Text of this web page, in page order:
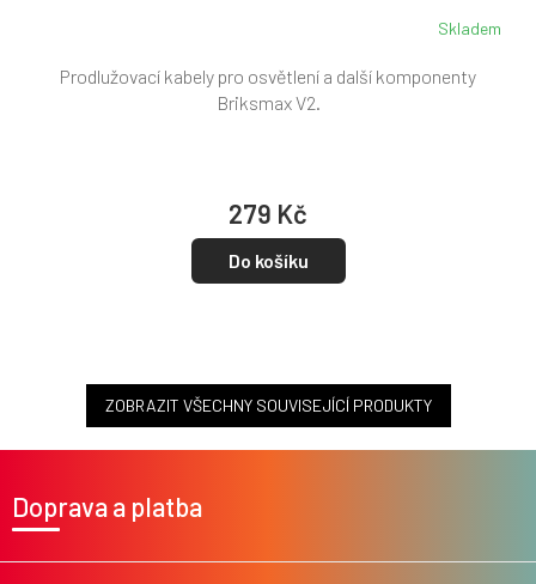
Skladem
279 Kč
Do košíku
Prodlužovací kabely pro osvětlení a další komponenty
Briksmax V2.
ZOBRAZIT VŠECHNY SOUVISEJÍCÍ PRODUKTY
t
Doprava a platba